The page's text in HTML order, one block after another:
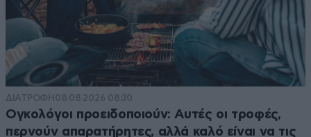
ΔΙΑΤΡΟΦΗ 08·08·2026 08:30
Ογκολόγοι προειδοποιούν: Αυτές οι τροφές,
περνούν απαρατήρητες, αλλά καλό είναι να τις